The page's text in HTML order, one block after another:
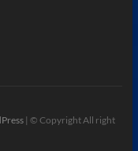
| © Copyright All right